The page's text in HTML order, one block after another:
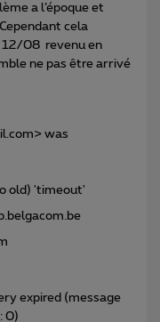
a l’époque et
cela
12/08 revenu en
ne pas être arrivé
was
old) 'timeout'
expired (message
0)